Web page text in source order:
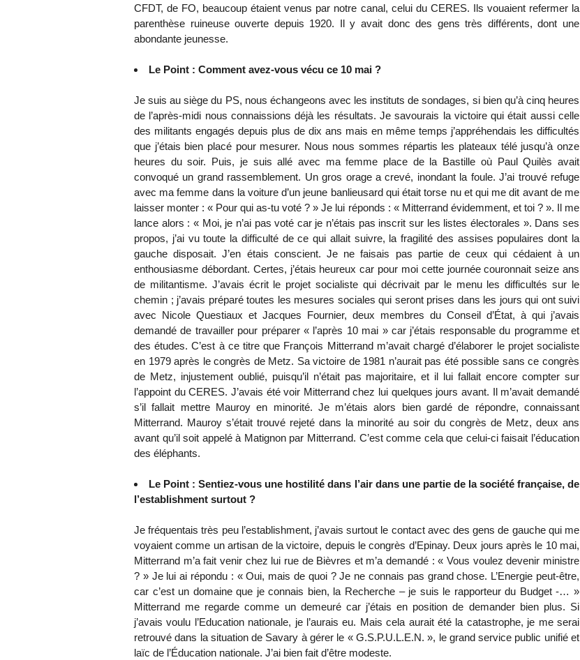
CFDT, de FO, beaucoup étaient venus par notre canal, celui du CERES. Ils vouaient refermer la
parenthèse ruineuse ouverte depuis 1920. Il y avait donc des gens très différents, dont une
abondante jeunesse.
Le Point : Comment avez-vous vécu ce 10 mai ?
Je suis au siège du PS, nous échangeons avec les instituts de sondages, si bien qu’à cinq heures
de l’après-midi nous connaissions déjà les résultats. Je savourais la victoire qui était aussi celle
des militants engagés depuis plus de dix ans mais en même temps j’appréhendais les difficultés
que j’étais bien placé pour mesurer. Nous nous sommes répartis les plateaux télé jusqu’à onze
heures du soir. Puis, je suis allé avec ma femme place de la Bastille où Paul Quilès avait
convoqué un grand rassemblement. Un gros orage a crevé, inondant la foule. J’ai trouvé refuge
avec ma femme dans la voiture d’un jeune banlieusard qui était torse nu et qui me dit avant de me
laisser monter : « Pour qui as-tu voté ? » Je lui réponds : « Mitterrand évidemment, et toi ? ». Il me
lance alors : « Moi, je n’ai pas voté car je n’étais pas inscrit sur les listes électorales ». Dans ses
propos, j’ai vu toute la difficulté de ce qui allait suivre, la fragilité des assises populaires dont la
gauche disposait. J’en étais conscient. Je ne faisais pas partie de ceux qui cédaient à un
enthousiasme débordant. Certes, j’étais heureux car pour moi cette journée couronnait seize ans
de militantisme. J’avais écrit le projet socialiste qui décrivait par le menu les difficultés sur le
chemin ; j’avais préparé toutes les mesures sociales qui seront prises dans les jours qui ont suivi
avec Nicole Questiaux et Jacques Fournier, deux membres du Conseil d’État, à qui j’avais
demandé de travailler pour préparer « l’après 10 mai » car j’étais responsable du programme et
des études. C’est à ce titre que François Mitterrand m’avait chargé d’élaborer le projet socialiste
en 1979 après le congrès de Metz. Sa victoire de 1981 n’aurait pas été possible sans ce congrès
de Metz, injustement oublié, puisqu’il n’était pas majoritaire, et il lui fallait encore compter sur
l’appoint du CERES. J’avais été voir Mitterrand chez lui quelques jours avant. Il m’avait demandé
s’il fallait mettre Mauroy en minorité. Je m’étais alors bien gardé de répondre, connaissant
Mitterrand. Mauroy s’était trouvé rejeté dans la minorité au soir du congrès de Metz, deux ans
avant qu’il soit appelé à Matignon par Mitterrand. C’est comme cela que celui-ci faisait l’éducation
des éléphants.
Le Point : Sentiez-vous une hostilité dans l’air dans une partie de la société française, de
l’establishment surtout ?
Je fréquentais très peu l’establishment, j’avais surtout le contact avec des gens de gauche qui me
voyaient comme un artisan de la victoire, depuis le congrès d’Epinay. Deux jours après le 10 mai,
Mitterrand m’a fait venir chez lui rue de Bièvres et m’a demandé : « Vous voulez devenir ministre
? » Je lui ai répondu : « Oui, mais de quoi ? Je ne connais pas grand chose. L’Energie peut-être,
car c’est un domaine que je connais bien, la Recherche – je suis le rapporteur du Budget -… »
Mitterrand me regarde comme un demeuré car j’étais en position de demander bien plus. Si
j’avais voulu l’Education nationale, je l’aurais eu. Mais cela aurait été la catastrophe, je me serai
retrouvé dans la situation de Savary à gérer le « G.S.P.U.L.E.N. », le grand service public unifié et
laïc de l’Éducation nationale. J’ai bien fait d’être modeste.